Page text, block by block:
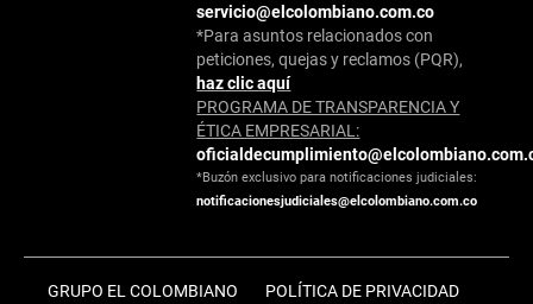
servicio@elcolombiano.com.co
*Para asuntos relacionados con
peticiones, quejas y reclamos (PQR),
haz clic aquí
PROGRAMA DE TRANSPARENCIA Y
ÉTICA EMPRESARIAL:
*Buzón exclusivo para notificaciones judiciales:
notificacionesjudiciales@elcolombiano.com.co
GRUPO EL COLOMBIANO POLÍTICA DE PRIVACIDAD